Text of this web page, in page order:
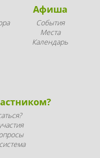
Афиша
События
Места
Календарь